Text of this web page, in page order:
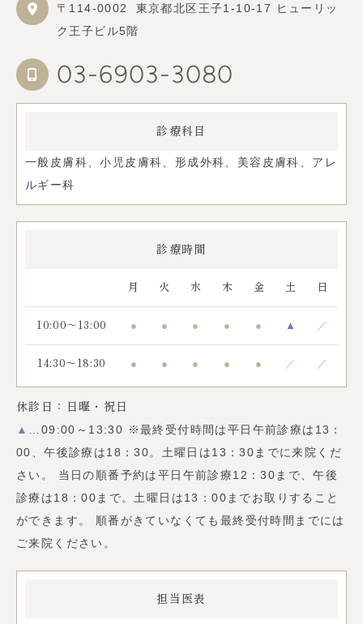
〒114-0002
東京都北区王子1-10-17 ヒューリッ
ク王子ビル5階
03-6903-3080
診療科目
一般皮膚科、小児皮膚科、形成外科、美容皮膚科、アレ
ルギー科
診療時間
月 火 水 木 金 土 日
10:00～13:00 ● ● ● ● ● ▲ ／
14:30～18:30 ● ● ● ● ● ／ ／
休診日：日曜・祝日
▲ …09:00～13:30 ※最終受付時間は平日午前診療は13：
00、午後診療は18：30。土曜日は13：30までに来院くだ
さい。 当日の順番予約は平日午前診療12：30まで、午後
診療は18：00まで。土曜日は13：00までお取りすること
ができます。 順番がきていなくても最終受付時間までには
ご来院ください。
担当医表